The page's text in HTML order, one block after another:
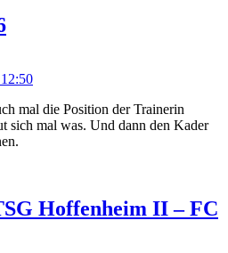
mal die Position der Trainerin
sich mal was. Und dann den Kader
Hoffenheim II – FC